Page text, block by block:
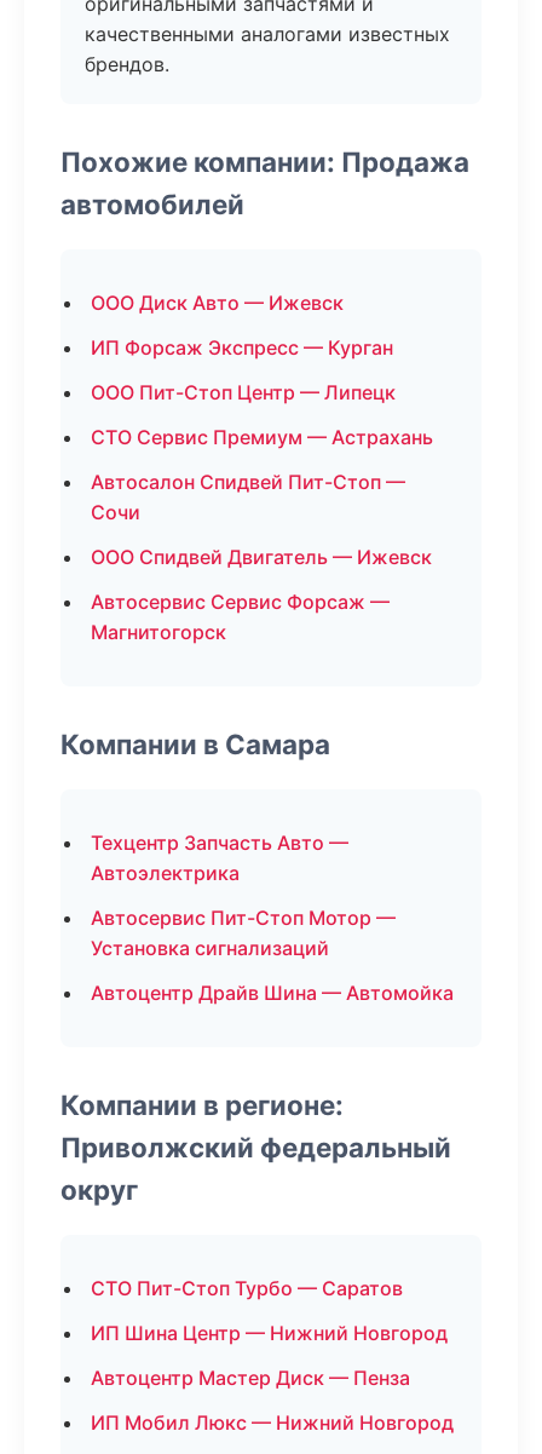
качественными аналогами известных
брендов.
Похожие компании: Продажа
автомобилей
ООО Диск Авто — Ижевск
ИП Форсаж Экспресс — Курган
ООО Пит-Стоп Центр — Липецк
СТО Сервис Премиум — Астрахань
Автосалон Спидвей Пит-Стоп —
Сочи
ООО Спидвей Двигатель — Ижевск
Автосервис Сервис Форсаж —
Магнитогорск
Компании в Самара
Техцентр Запчасть Авто —
Автоэлектрика
Автосервис Пит-Стоп Мотор —
Установка сигнализаций
Автоцентр Драйв Шина — Автомойка
Компании в регионе:
Приволжский федеральный
округ
СТО Пит-Стоп Турбо — Саратов
ИП Шина Центр — Нижний Новгород
Автоцентр Мастер Диск — Пенза
ИП Мобил Люкс — Нижний Новгород